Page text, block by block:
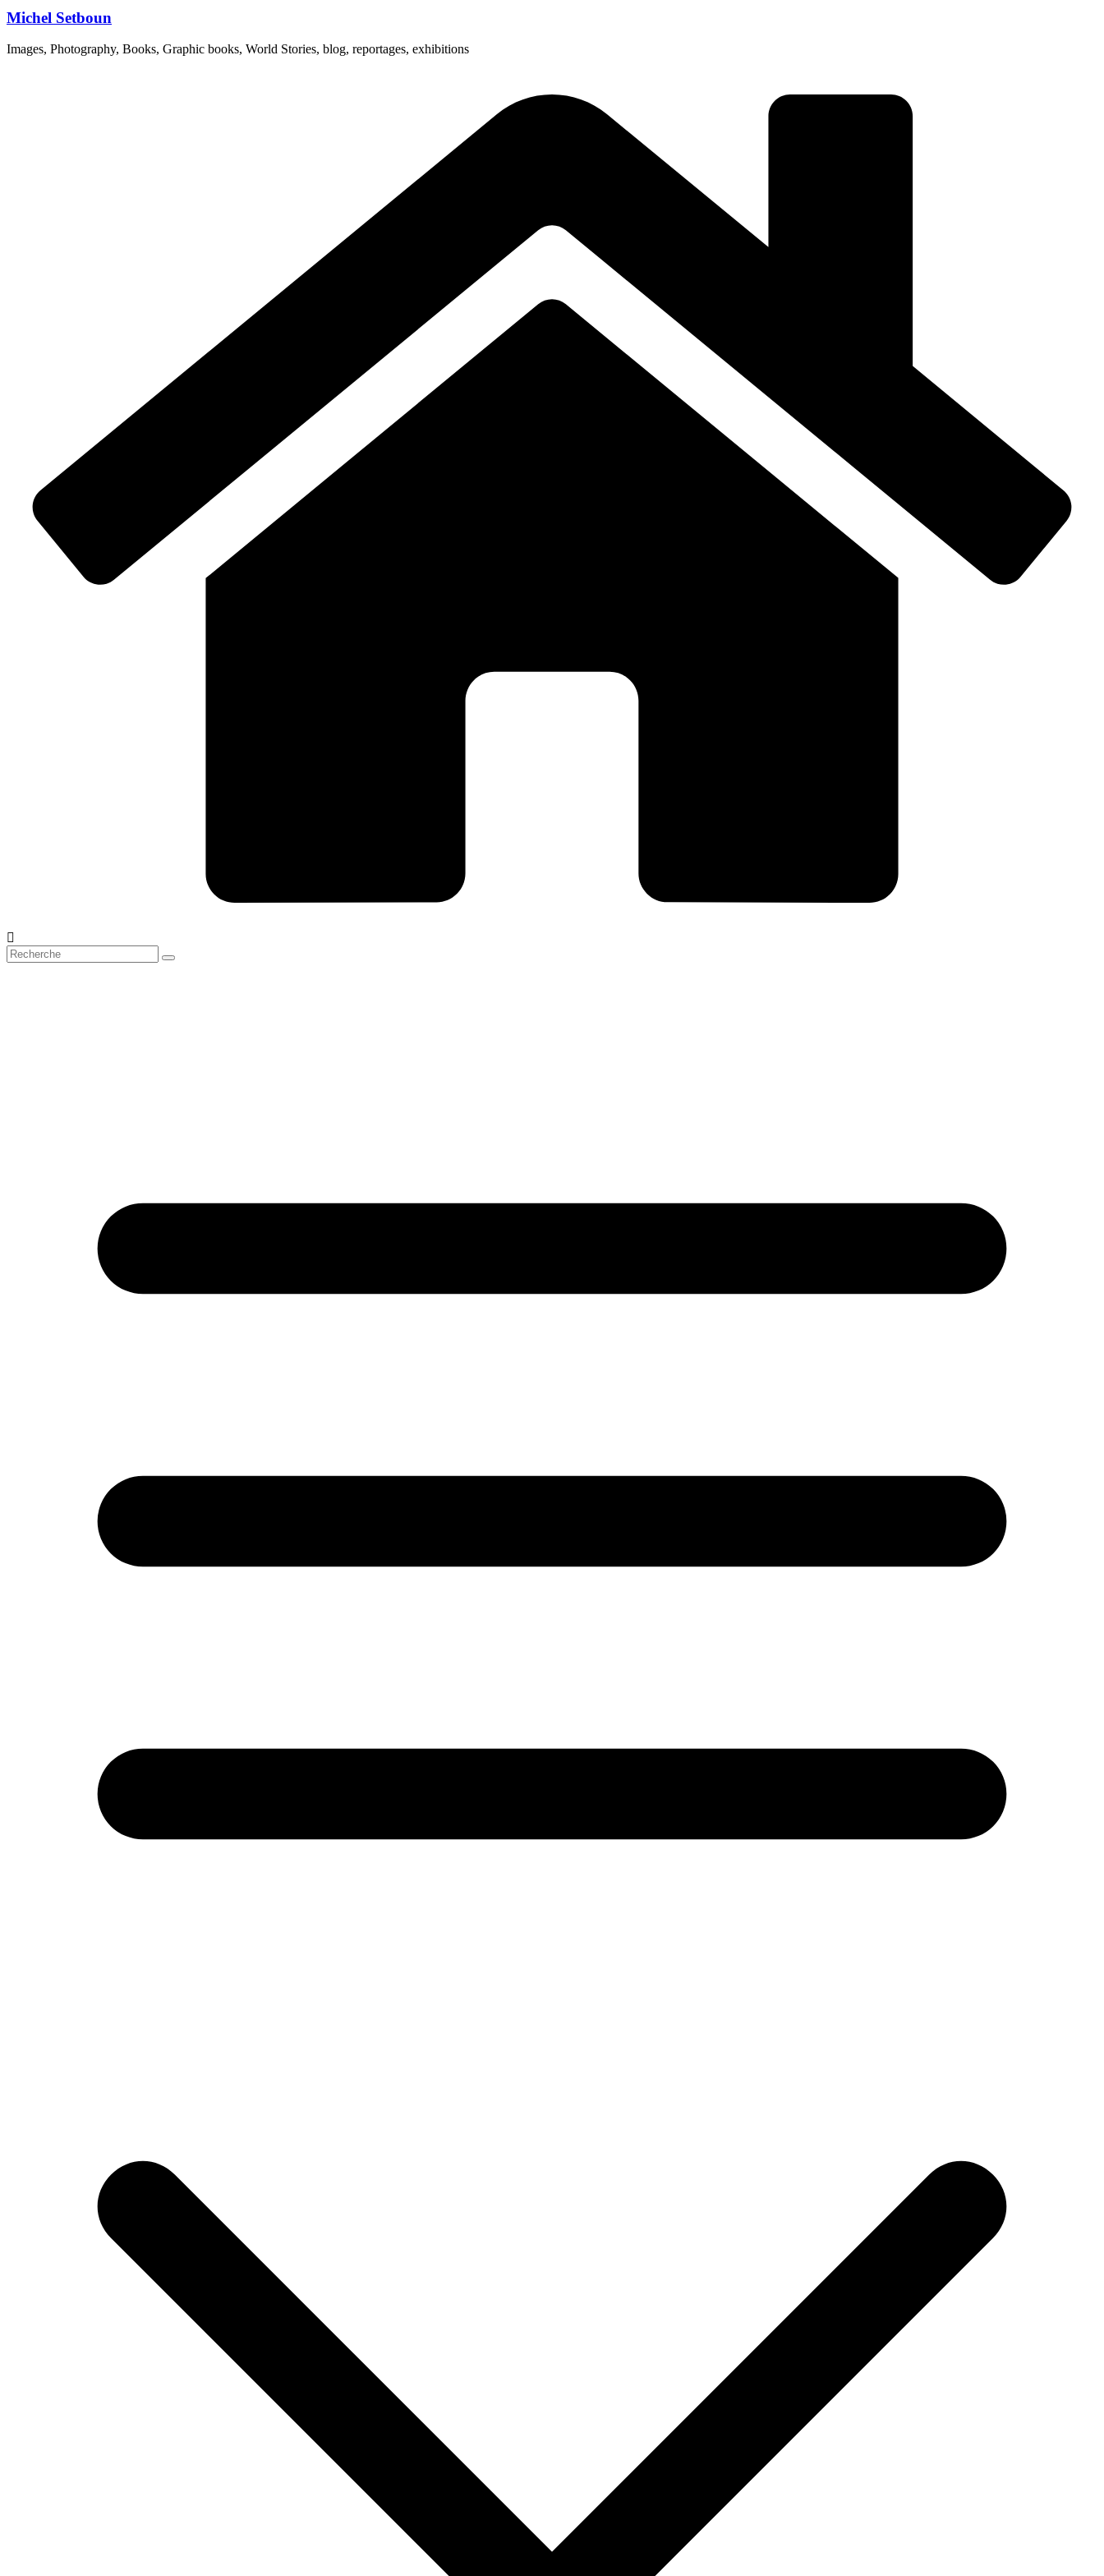
Michel Setboun
Images, Photography, Books, Graphic books, World Stories, blog, reportages, exhibitions